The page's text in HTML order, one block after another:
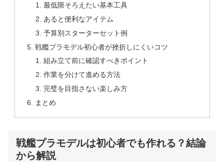
最低限そろえたい基本工具
あると便利なアイテム
予算別スターターセット例
戦艦プラモデル初心者が挫折しにくいコツ
組み立て前に確認すべきポイント
作業を分けて進める方法
完璧を目指さない楽しみ方
まとめ
戦艦プラモデルは初心者でも作れる？結論
から解説